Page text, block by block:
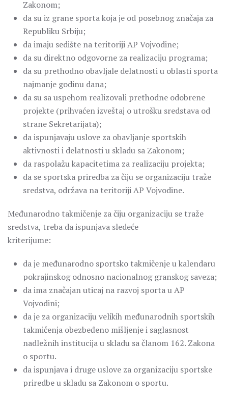
Zakonom;
da su iz grane sporta koja je od posebnog značaja za
Republiku Srbiju;
da imaju sedište na teritoriji AP Vojvodine;
da su direktno odgovorne za realizaciju programa;
da su prethodno obavljale delatnosti u oblasti sporta
najmanje godinu dana;
da su sa uspehom realizovali prethodne odobrene
projekte (prihvaćen izveštaj o utrošku sredstava od
strane Sekretarijata);
da ispunjavaju uslove za obavljanje sportskih
aktivnosti i delatnosti u skladu sa Zakonom;
da raspolažu kapacitetima za realizaciju projekta;
da se sportska priredba za čiju se organizaciju traže
sredstva, održava na teritoriji AP Vojvodine.
Međunarodno takmičenje za čiju organizaciju se traže
sredstva, treba da ispunjava sledeće
kriterijume:
da je međunarodno sportsko takmičenje u kalendaru
pokrajinskog odnosno nacionalnog granskog saveza;
da ima značajan uticaj na razvoj sporta u AP
Vojvodini;
da je za organizaciju velikih međunarodnih sportskih
takmičenja obezbeđeno mišljenje i saglasnost
nadležnih institucija u skladu sa članom 162. Zakona
o sportu.
da ispunjava i druge uslove za organizaciju sportske
priredbe u skladu sa Zakonom o sportu.